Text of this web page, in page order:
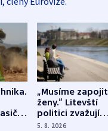
z
„Musíme zapojit
ženy.“ Litevští
politici zvažují
dohodu o
5. 8. 2026